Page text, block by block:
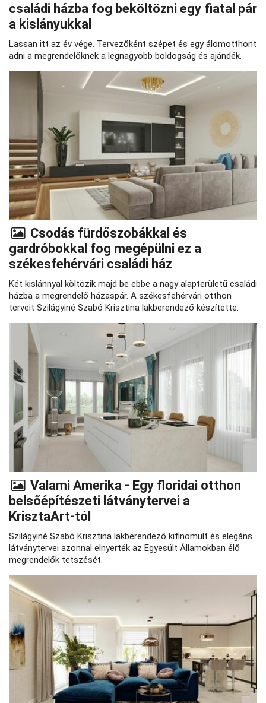
családi házba fog beköltözni egy fiatal pár
a kislányukkal
Lassan itt az év vége. Tervezőként szépet és egy álomotthont
adni a megrendelőknek a legnagyobb boldogság és ajándék.
Csodás fürdőszobákkal és
gardróbokkal fog megépülni ez a
székesfehérvári családi ház
Két kislánnyal költözik majd be ebbe a nagy alapterületű családi
házba a megrendelő házaspár. A székesfehérvári otthon
terveit Szilágyiné Szabó Krisztina lakberendező készítette.
Valami Amerika - Egy floridai otthon
belsőépítészeti látványtervei a
KrisztaArt-tól
Szilágyiné Szabó Krisztina lakberendező kifinomult és elegáns
látványtervei azonnal elnyerték az Egyesült Államokban élő
megrendelők tetszését.